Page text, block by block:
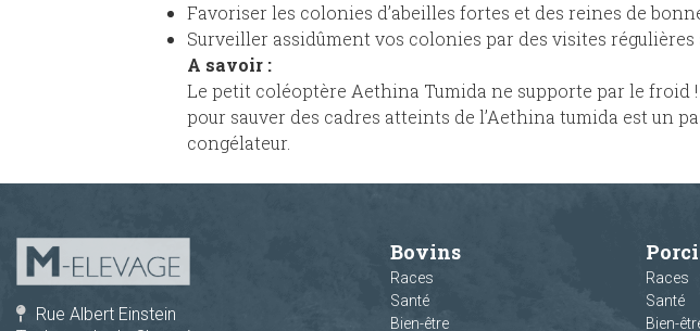
Favoriser les colonies d’abeilles fortes et des reines de
Surveiller assidûment vos colonies par des visites régulières
A savoir :
Le petit coléoptère Aethina Tumida ne supporte par le froid
pour sauver des cadres atteints de l’Aethina tumida est un
congélateur.
Rue Albert Einstein
Bovins
Races
Santé
Bien-être
Races
Santé
Bien-